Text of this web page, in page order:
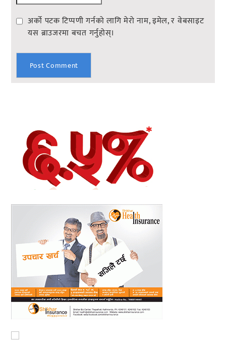
अर्को पटक टिप्पणी गर्नको लागि मेरो नाम, इमेल, र वेबसाइट
यस ब्राउजरमा बचत गर्नुहोस्।